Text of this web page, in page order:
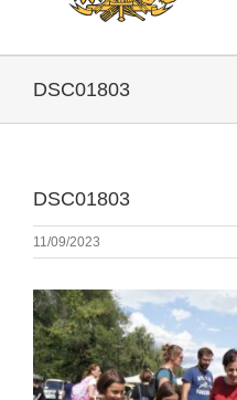
DSC01803
DSC01803
11/09/2023